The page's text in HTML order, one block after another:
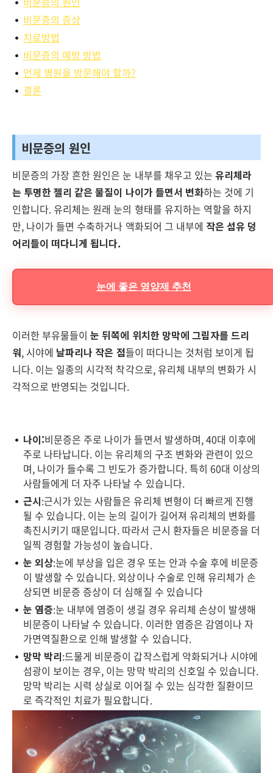
비문증의 증상
치료방법
비문증의 예방 방법
언제 병원을 방문해야 할까?
결론
비문증의 원인
비문증의 가장 흔한 원인은 눈 내부를 채우고 있는 유리체라
는 투명한 젤리 같은 물질이 나이가 들면서 변화하는 것에 기
인합니다. 유리체는 원래 눈의 형태를 유지하는 역할을 하지
만, 나이가 들면 수축하거나 액화되어 그 내부에 작은 섬유 덩
어리들이 떠다니게 됩니다.
눈에 좋은 영양제 추천
이러한 부유물들이눈 뒤쪽에 위치한 망막에 그림자를 드리
워, 시야에 날파리나 작은 점들이 떠다니는 것처럼 보이게 됩
니다. 이는 일종의 시각적 착각으로, 유리체 내부의 변화가 시
각적으로 반영되는 것입니다.
나이:비문증은 주로 나이가 들면서 발생하며, 40대 이후에
주로 나타납니다. 이는 유리체의 구조 변화와 관련이 있으
며, 나이가 들수록 그 빈도가 증가합니다. 특히 60대 이상의
사람들에게 더 자주 나타날 수 있습니다.
근시:근시가 있는 사람들은 유리체 변형이 더 빠르게 진행
될 수 있습니다. 이는 눈의 길이가 길어져 유리체의 변화를
촉진시키기 때문입니다. 따라서 근시 환자들은 비문증을 더
일찍 경험할 가능성이 높습니다.
눈 외상:눈에 부상을 입은 경우 또는 안과 수술 후에 비문증
이 발생할 수 있습니다. 외상이나 수술로 인해 유리체가 손
상되면 비문증 증상이 더 심해질 수 있습니다
눈 염증:눈 내부에 염증이 생길 경우 유리체 손상이 발생해
비문증이 나타날 수 있습니다. 이러한 염증은 감염이나 자
가면역질환으로 인해 발생할 수 있습니다.
망막 박리:드물게 비문증이 갑작스럽게 악화되거나 시야에
섬광이 보이는 경우, 이는 망막 박리의 신호일 수 있습니다.
망막 박리는 시력 상실로 이어질 수 있는 심각한 질환이므
로 즉각적인 치료가 필요합니다.